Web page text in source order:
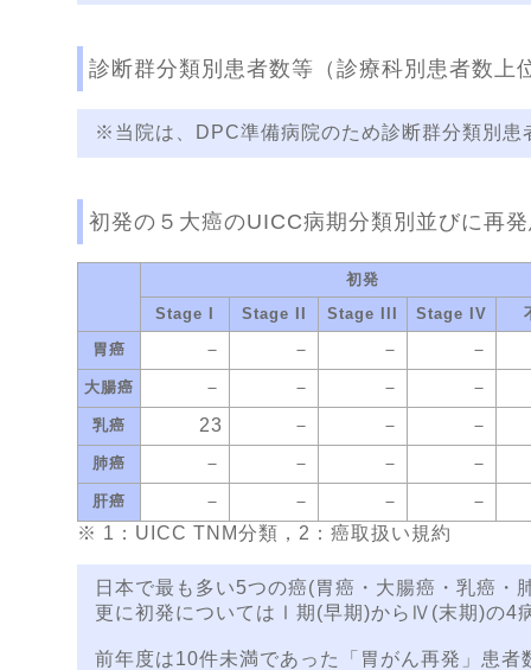
診断群分類別患者数等（診療科別患者数上
※当院は、DPC準備病院のため診断群分類別患
初発の５大癌のUICC病期分類別並びに再
初発
Stage I
Stage II Stage III Stage IV
胃癌
－ － － －
大腸癌 － － － －
乳癌 23 － － －
肺癌 － － － －
肝癌 － － －
－
※ 1：UICC TNM分類，2：癌取扱い規約
日本で最も多い5つの癌(胃癌・大腸癌・乳癌
更に初発についてはⅠ期(早期)からⅣ(末期)の4
前年度は10件未満であった「胃がん再発」患